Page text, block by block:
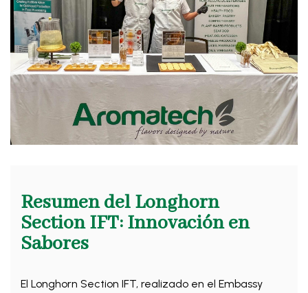
Resumen del Longhorn
Section IFT: Innovación en
Sabores
El Longhorn Section IFT, realizado en el Embassy